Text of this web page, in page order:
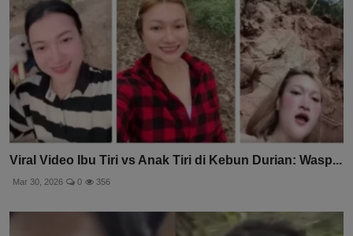
Viral Video Ibu Tiri vs Anak Tiri di Kebun Durian: Wasp...
Mar 30, 2026 0 356